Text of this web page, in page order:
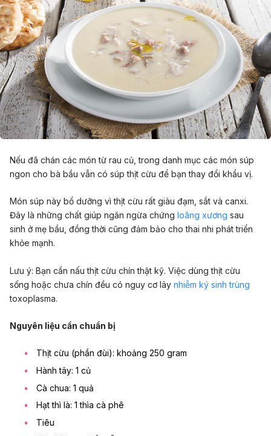
Nếu đã chán các món từ rau củ, trong danh mục các món súp
ngon cho bà bầu vẫn có súp thịt cừu để bạn thay đổi khẩu vị.
Món súp này bổ dưỡng vì thịt cừu rất giàu đạm, sắt và canxi.
Đây là những chất giúp ngăn ngừa chứng loãng xương sau
sinh ở mẹ bầu, đồng thời cũng đảm bảo cho thai nhi phát triển
khỏe mạnh.
Lưu ý: Bạn cần nấu thịt cừu chín thật kỹ. Việc dùng thịt cừu
sống hoặc chưa chín đều có nguy cơ lây nhiễm ký sinh trùng
toxoplasma.
Nguyên liệu cần chuẩn bị
Thịt cừu (phần đùi): khoảng 250 gram
Hành tây: 1 củ
Cà chua: 1 quả
Hạt thì là: 1 thìa cà phê
Tiêu